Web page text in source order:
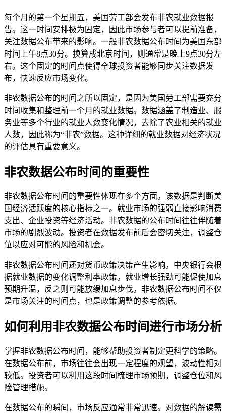
每个月的第一个星期五，美国劳工部会发布非农就业数据报
告。这一时间安排极为固定，因此市场参与者可以提前准备，
关注数据公布带来的影响。一般非农数据公布时间为美国东部
时间上午8点30分。换算成北京时间，则通常是晚上9点30分左
右。这个固定的时间点使得全球投资者能够同步关注数据发
布，快速反应市场变化。
非农数据公布的时间之所以固定，是因为美国劳工部需要充分
时间收集和整理前一个月的就业数据。数据涵盖了制造业、服
务业等多个行业的就业人数变化情况，去除了农业相关的就业
人数，因此称为“非农”数据。这种详细的就业数据对经济状况
的评估具有重要意义。
非农数据公布时间的重要性
非农数据公布时间的重要性体现在多个方面。该数据是判断美
国经济活跃度的核心指标之一。就业市场的强弱直接影响消费
支出、企业投资等经济活动。非农数据的公布时间往往伴随着
市场的剧烈波动。投资者在数据发布前后会密切关注，调整仓
位以应对可能的风险和机会。
非农数据公布时间还对货币政策决策产生影响。中央银行会根
据就业数据的变化调整利率政策。就业增长强劲可能促使加息
预期升温，反之则可能放缓加息步伐。非农数据公布时间不仅
是市场关注的时间点，也是政策调整的参考依据。
如何利用非农数据公布时间进行市场分析
掌握非农数据公布时间，能够帮助投资者制定更科学的策略。
在数据公布前，市场往往会出现一定程度的观望，波动性相对
较低。投资者可以利用这段时间梳理市场预期，调整仓位和风
险管理措施。
在数据公布的瞬间，市场反应通常非常迅速。对数据的解读需